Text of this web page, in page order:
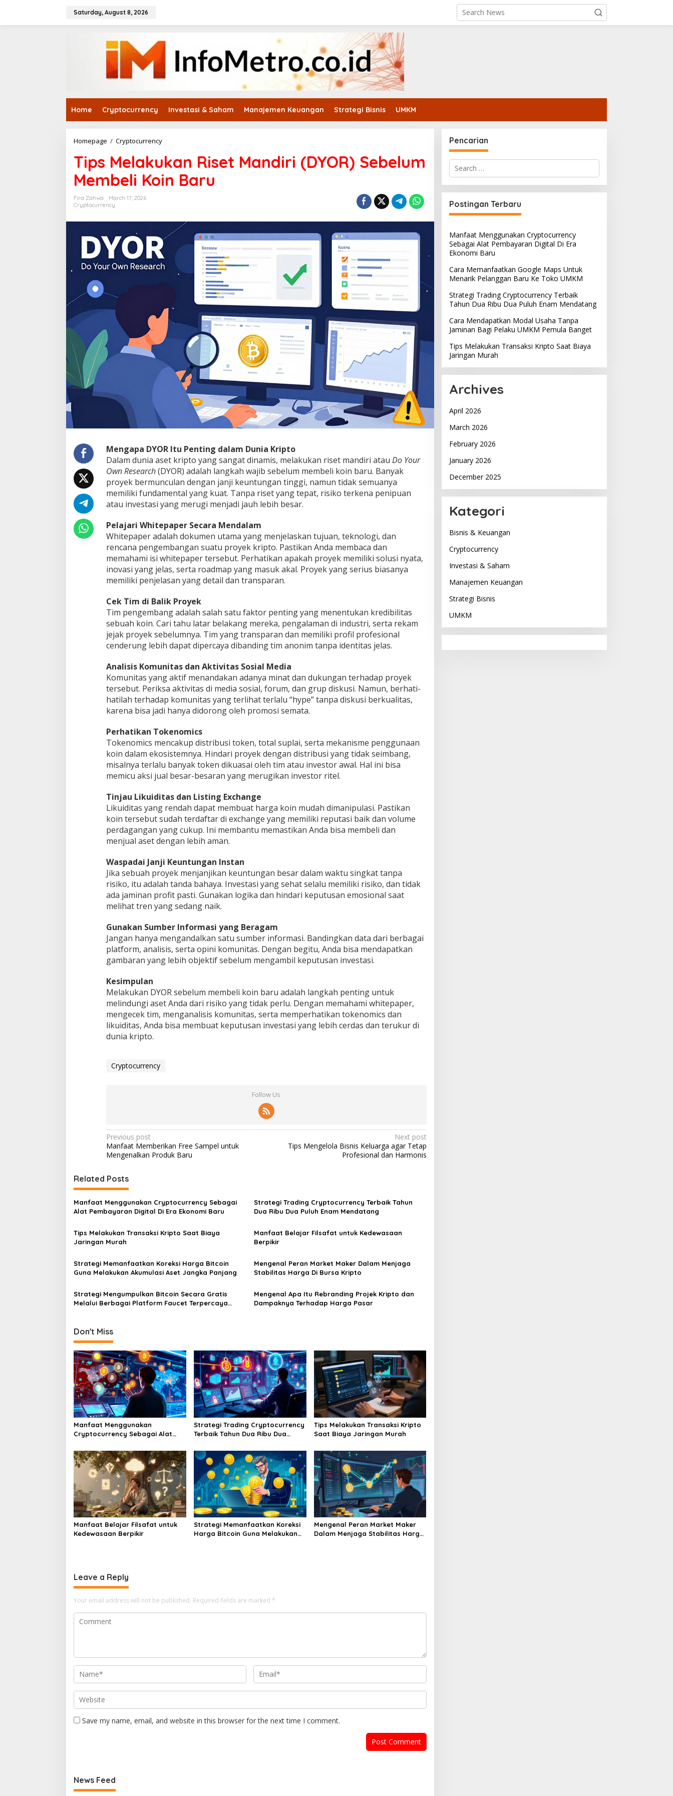
Saturday, August 8, 2026
Home Cryptocurrency Investasi & Saham Manajemen Keuangan Strategi Bisnis UMKM
Homepage / CryptocurrencyTips
Riset
Mandiri
(DYOR)
Sebelum
Tips Melakukan Riset Mandiri (DYOR) Sebelum
Membeli Koin Baru
Fira Zahwa
March 17, 2026
Cryptocurrency
Mengapa DYOR Itu Penting dalam Dunia Kripto
Dalam dunia aset kripto yang sangat dinamis, melakukan riset mandiri atau Do Your
Own Research(DYOR) adalah langkah wajib sebelum membeli koin baru. Banyak
proyek bermunculan dengan janji keuntungan tinggi, namun tidak semuanya
memiliki fundamental yang kuat. Tanpa riset yang tepat, risiko terkena penipuan
atau investasi yang merugi menjadi jauh lebih besar.
Pelajari Whitepaper Secara Mendalam
Whitepaper adalah dokumen utama yang menjelaskan tujuan, teknologi, dan
rencana pengembangan suatu proyek kripto. Pastikan Anda membaca dan
memahami isi whitepaper tersebut. Perhatikan apakah proyek memiliki solusi nyata,
inovasi yang jelas, serta roadmap yang masuk akal. Proyek yang serius biasanya
memiliki penjelasan yang detail dan transparan.
Cek Tim di Balik Proyek
Tim pengembang adalah salah satu faktor penting yang menentukan kredibilitas
sebuah koin. Cari tahu latar belakang mereka, pengalaman di industri, serta rekam
jejak proyek sebelumnya. Tim yang transparan dan memiliki profil profesional
cenderung lebih dapat dipercaya dibanding tim anonim tanpa identitas jelas.
Analisis Komunitas dan Aktivitas Sosial Media
Komunitas yang aktif menandakan adanya minat dan dukungan terhadap proyek
tersebut. Periksa aktivitas di media sosial, forum, dan grup diskusi. Namun, berhati-
hatilah terhadap komunitas yang terlihat terlalu “hype” tanpa diskusi berkualitas,
karena bisa jadi hanya didorong oleh promosi semata.
Perhatikan Tokenomics
Tokenomics mencakup distribusi token, total suplai, serta mekanisme penggunaan
koin dalam ekosistemnya. Hindari proyek dengan distribusi yang tidak seimbang,
misalnya terlalu banyak token dikuasai oleh tim atau investor awal. Hal ini bisa
memicu aksi jual besar-besaran yang merugikan investor ritel.
Tinjau Likuiditas dan Listing Exchange
Likuiditas yang rendah dapat membuat harga koin mudah dimanipulasi. Pastikan
koin tersebut sudah terdaftar di exchange yang memiliki reputasi baik dan volume
perdagangan yang cukup. Ini membantu memastikan Anda bisa membeli dan
menjual aset dengan lebih aman.
Waspadai Janji Keuntungan Instan
Jika sebuah proyek menjanjikan keuntungan besar dalam waktu singkat tanpa
risiko, itu adalah tanda bahaya. Investasi yang sehat selalu memiliki risiko, dan tidak
ada jaminan profit pasti. Gunakan logika dan hindari keputusan emosional saat
melihat tren yang sedang naik.
Gunakan Sumber Informasi yang Beragam
Jangan hanya mengandalkan satu sumber informasi. Bandingkan data dari berbagai
platform, analisis, serta opini komunitas. Dengan begitu, Anda bisa mendapatkan
gambaran yang lebih objektif sebelum mengambil keputusan investasi.
Kesimpulan
Melakukan DYOR sebelum membeli koin baru adalah langkah penting untuk
melindungi aset Anda dari risiko yang tidak perlu. Dengan memahami whitepaper,
mengecek tim, menganalisis komunitas, serta memperhatikan tokenomics dan
likuiditas, Anda bisa membuat keputusan investasi yang lebih cerdas dan terukur di
dunia kripto.
Cryptocurrency
Follow Us
Post
navigation
Previous post
Manfaat Memberikan Free Sampel untuk
Mengenalkan Produk Baru
Next post
Tips Mengelola Bisnis Keluarga agar Tetap
Profesional dan Harmonis
Related Posts
Manfaat Menggunakan Cryptocurrency Sebagai
Alat Pembayaran Digital Di Era Ekonomi Baru
Strategi Trading Cryptocurrency Terbaik Tahun
Dua Ribu Dua Puluh Enam Mendatang
Tips Melakukan Transaksi Kripto Saat Biaya
Jaringan Murah
Manfaat Belajar Filsafat untuk Kedewasaan
Berpikir
Strategi Memanfaatkan Koreksi Harga Bitcoin
Guna Melakukan Akumulasi Aset Jangka Panjang
Mengenal Peran Market Maker Dalam Menjaga
Stabilitas Harga Di Bursa Kripto
Strategi Mengumpulkan Bitcoin Secara Gratis
Melalui Berbagai Platform Faucet Terpercaya
Mengenal Apa Itu Rebranding Projek Kripto dan
Dampaknya Terhadap Harga Pasar
Don't Miss
Manfaat Menggunakan
Cryptocurrency Sebagai Alat
Ekonomi Baru
Strategi Trading Cryptocurrency
Terbaik Tahun Dua Ribu Dua
Tips Melakukan Transaksi Kripto
Saat Biaya Jaringan Murah
Manfaat Belajar Filsafat untuk
Kedewasaan Berpikir
Strategi Memanfaatkan Koreksi
Harga Bitcoin Guna Melakukan
Mengenal Peran Market Maker
Dalam Menjaga Stabilitas Harga
Leave a Reply
Your email address will not be published. Required fields are marked *
Save my name, email, and website in this browser for the next time I comment.
News Feed
Pencarian
Search
for:
Postingan Terbaru
Manfaat Menggunakan Cryptocurrency
Sebagai Alat Pembayaran Digital Di Era
Ekonomi Baru
Cara Memanfaatkan Google Maps Untuk
Menarik Pelanggan Baru Ke Toko UMKM
Strategi Trading Cryptocurrency Terbaik
Tahun Dua Ribu Dua Puluh Enam Mendatang
Cara Mendapatkan Modal Usaha Tanpa
Jaminan Bagi Pelaku UMKM Pemula Banget
Tips Melakukan Transaksi Kripto Saat Biaya
Jaringan Murah
Archives
April 2026
March 2026
February 2026
January 2026
December 2025
Kategori
Bisnis & Keuangan
Cryptocurrency
Investasi & Saham
Manajemen Keuangan
Strategi Bisnis
UMKM